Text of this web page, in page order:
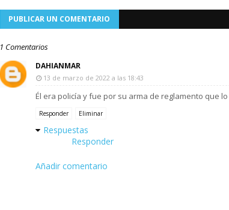
PUBLICAR UN COMENTARIO
1 Comentarios
DAHIANMAR
13 de marzo de 2022 a las 18:43
Él era policía y fue por su arma de reglamento que
Responder Eliminar
Respuestas
Responder
Añadir comentario